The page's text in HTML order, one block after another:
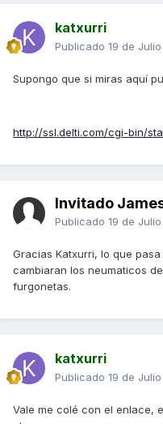
katxurri
Publicado 19 de Julio
Supongo que si miras aquí
http://ssl.delti.com/cgi-bin/
Invitado
Publicado 19 de Julio
Gracias Katxurri, lo que
cambiaran los neumaticos
furgonetas.
katxurri
Publicado 19 de Julio
Vale me colé con el enlace,